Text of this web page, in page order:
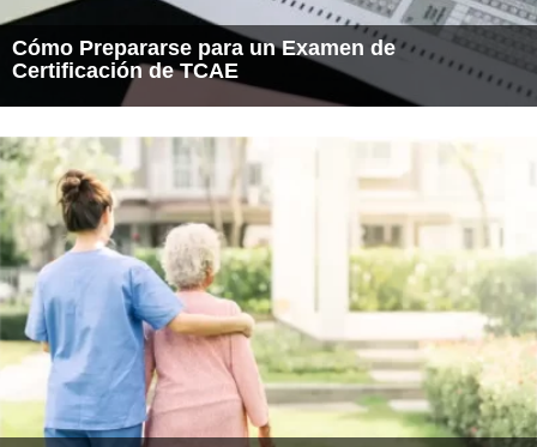
Cómo Prepararse para un Examen de
Certificación de TCAE